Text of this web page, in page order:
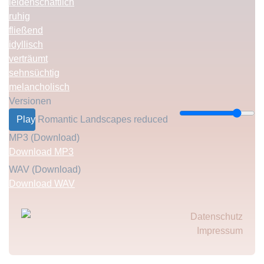
leidenschaftlich
ruhig
fließend
idyllisch
verträumt
sehnsüchtig
melancholisch
Versionen
Play Romantic Landscapes reduced
MP3 (Download)
Download MP3
WAV (Download)
Download WAV
Fußzeilenmenü
Datenschutz
Impressum